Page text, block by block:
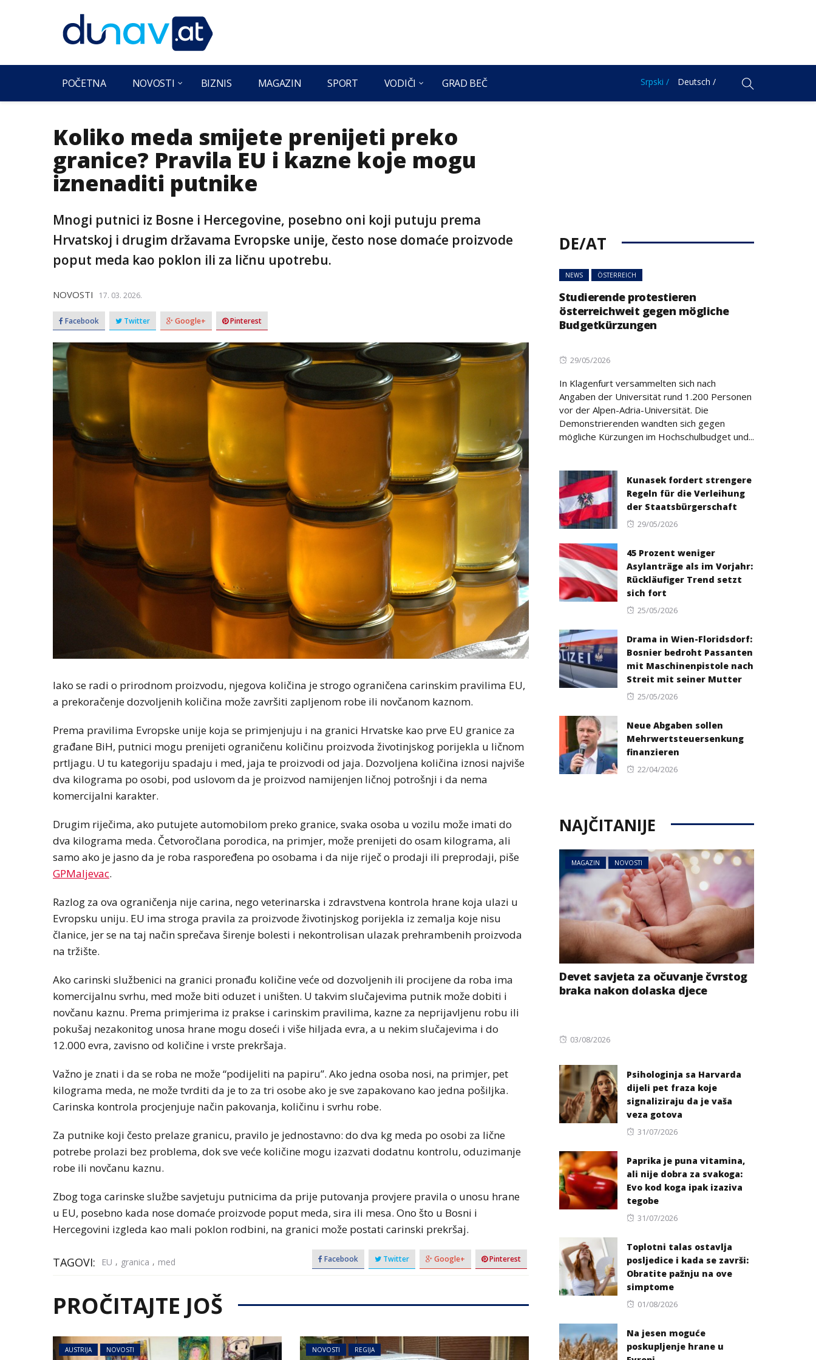
POČETNA NOVOSTI BIZNIS MAGAZIN SPORT VODIČI GRAD BEČ Srpski / Deutsch /
Koliko meda smijete prenijeti preko
granice? Pravila EU i kazne koje mogu
iznenaditi putnike
Mnogi putnici iz Bosne i Hercegovine, posebno oni koji putuju prema
Hrvatskoj i drugim državama Evropske unije, često nose domaće proizvode
poput meda kao poklon ili za ličnu upotrebu.
NOVOSTI 17. 03. 2026.
Facebook Twitter Google+ Pinterest
Iako se radi o prirodnom proizvodu, njegova količina je strogo ograničena carinskim pravilima EU,
a prekoračenje dozvoljenih količina može završiti zapljenom robe ili novčanom kaznom.
Prema pravilima Evropske unije koja se primjenjuju i na granici Hrvatske kao prve EU granice za
građane BiH, putnici mogu prenijeti ograničenu količinu proizvoda životinjskog porijekla u ličnom
prtljagu. U tu kategoriju spadaju i med, jaja te proizvodi od jaja. Dozvoljena količina iznosi najviše
dva kilograma po osobi, pod uslovom da je proizvod namijenjen ličnoj potrošnji i da nema
komercijalni karakter.
Drugim riječima, ako putujete automobilom preko granice, svaka osoba u vozilu može imati do
dva kilograma meda. Četvoročlana porodica, na primjer, može prenijeti do osam kilograma, ali
samo ako je jasno da je roba raspoređena po osobama i da nije riječ o prodaji ili preprodaji, piše
GPMaljevac.
Razlog za ova ograničenja nije carina, nego veterinarska i zdravstvena kontrola hrane koja ulazi u
Evropsku uniju. EU ima stroga pravila za proizvode životinjskog porijekla iz zemalja koje nisu
članice, jer se na taj način sprečava širenje bolesti i nekontrolisan ulazak prehrambenih proizvoda
na tržište.
Ako carinski službenici na granici pronađu količine veće od dozvoljenih ili procijene da roba ima
komercijalnu svrhu, med može biti oduzet i uništen. U takvim slučajevima putnik može dobiti i
novčanu kaznu. Prema primjerima iz prakse i carinskim pravilima, kazne za neprijavljenu robu ili
pokušaj nezakonitog unosa hrane mogu doseći i više hiljada evra, a u nekim slučajevima i do
12.000 evra, zavisno od količine i vrste prekršaja.
Važno je znati i da se roba ne može “podijeliti na papiru”. Ako jedna osoba nosi, na primjer, pet
kilograma meda, ne može tvrditi da je to za tri osobe ako je sve zapakovano kao jedna pošiljka.
Carinska kontrola procjenjuje način pakovanja, količinu i svrhu robe.
Za putnike koji često prelaze granicu, pravilo je jednostavno: do dva kg meda po osobi za lične
potrebe prolazi bez problema, dok sve veće količine mogu izazvati dodatnu kontrolu, oduzimanje
robe ili novčanu kaznu.
Zbog toga carinske službe savjetuju putnicima da prije putovanja provjere pravila o unosu hrane
u EU, posebno kada nose domaće proizvode poput meda, sira ili mesa. Ono što u Bosni i
Hercegovini izgleda kao mali poklon rodbini, na granici može postati carinski prekršaj.
TAGOVI: EU , granica , med Facebook Twitter Google+ Pinterest
PROČITAJTE JOŠ
AUSTRIJA NOVOSTI NOVOSTI REGIJA
DE/AT
NEWS ÖSTERREICH
Studierende protestieren
österreichweit gegen mögliche
Budgetkürzungen
Posted
29/05/2026
In Klagenfurt versammelten sich nach
Angaben der Universität rund 1.200 Personen
vor der Alpen-Adria-Universität. Die
Demonstrierenden wandten sich gegen
mögliche Kürzungen im Hochschulbudget und...
Kunasek fordert strengere
Regeln für die Verleihung
der Staatsbürgerschaft
Posted
29/05/2026
45 Prozent weniger
Asylanträge als im Vorjahr:
Rückläufiger Trend setzt
sich fort
Posted
25/05/2026
Drama in Wien-Floridsdorf:
Bosnier bedroht Passanten
mit Maschinenpistole nach
Streit mit seiner Mutter
Posted
25/05/2026
Neue Abgaben sollen
Mehrwertsteuersenkung
finanzieren
Posted
22/04/2026
NAJČITANIJE
MAGAZIN NOVOSTI
Devet savjeta za očuvanje čvrstog
braka nakon dolaska djece
Posted
03/08/2026
Psihologinja sa Harvarda
dijeli pet fraza koje
signaliziraju da je vaša
veza gotova
Posted
31/07/2026
Paprika je puna vitamina,
ali nije dobra za svakoga:
Evo kod koga ipak izaziva
tegobe
Posted
31/07/2026
Toplotni talas ostavlja
posljedice i kada se završi:
Obratite pažnju na ove
simptome
Posted
01/08/2026
Na jesen moguće
poskupljenje hrane u